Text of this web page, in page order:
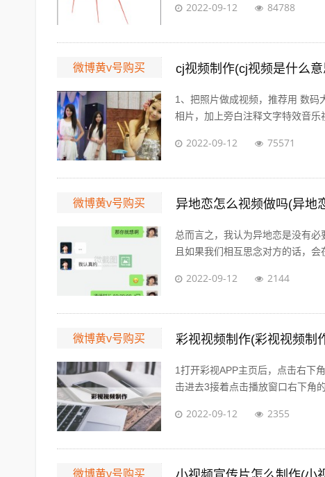
2022-09-12 84788
微博黄v号购买 cj视频制作(cj视频是什么意
1、把照片做成视频，推荐用 数码
相片，加上旁白注释文字特效音乐
2022-09-12 75571
微博黄v号购买 异地恋怎么视频做吗(异地
总而言之，我认为异地恋是没有
且如果我们相互思念对方的话，会
2022-09-12 2144
微博黄v号购买 彩视视频制作(彩视视频制
1打开彩视APP主页后，点击右下
击进去3接着点击播放窗口右下角
2022-09-12 2355
微博黄v号购买